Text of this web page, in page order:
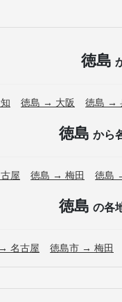
徳島
徳島 → 大阪 徳島 →
徳島 から
屋 徳島 → 梅田 徳島
徳島 の各
名古屋 徳島市 → 梅田